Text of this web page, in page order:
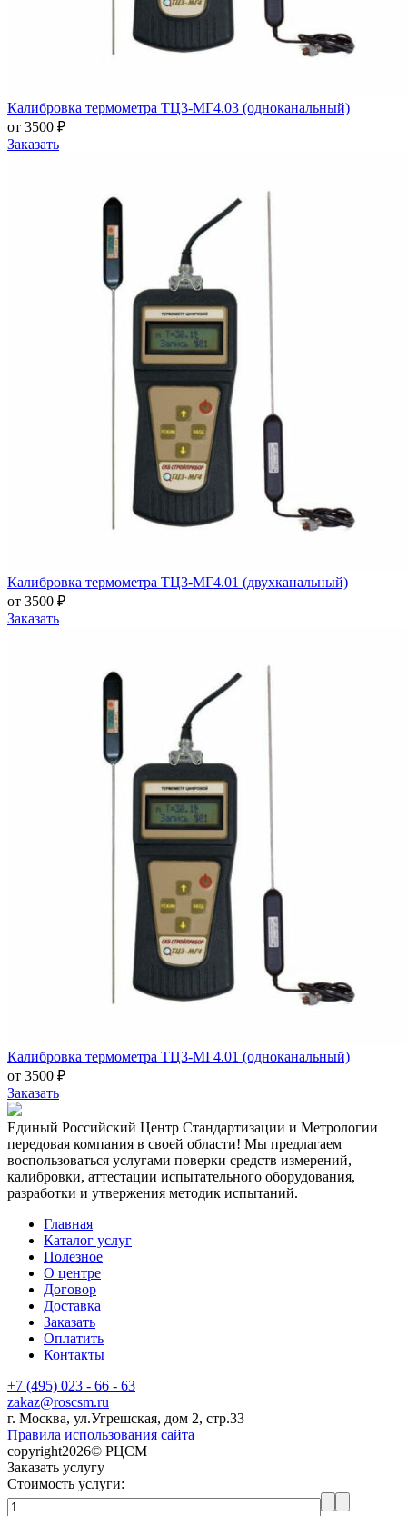
Калибровка термометра ТЦ3-МГ4.03 (одноканальный)
от 3500 ₽
Заказать
Калибровка термометра ТЦ3-МГ4.01 (двухканальный)
от 3500 ₽
Заказать
Калибровка термометра ТЦ3-МГ4.01 (одноканальный)
от 3500 ₽
Заказать
Единый Российский Центр Стандартизации и Метрологии
передовая компания в своей области! Мы предлагаем
воспользоваться услугами поверки средств измерений,
калибровки, аттестации испытательного оборудования,
разработки и утвержения методик испытаний.
Главная
Каталог услуг
Полезное
О центре
Договор
Доставка
Заказать
Оплатить
Контакты
+7 (495) 023 - 66 - 63
zakaz@roscsm.ru
г. Москва, ул.Угрешская, дом 2, стр.33
Правила использования сайта
copyright2026© РЦСМ
Заказать услугу
Стоимость услуги: